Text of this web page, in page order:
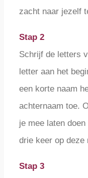
zacht naar jezelf
Stap 2
Schrijf de letters
letter aan het
een korte naam
achternaam toe.
je mee laten
drie keer op deze
Stap 3